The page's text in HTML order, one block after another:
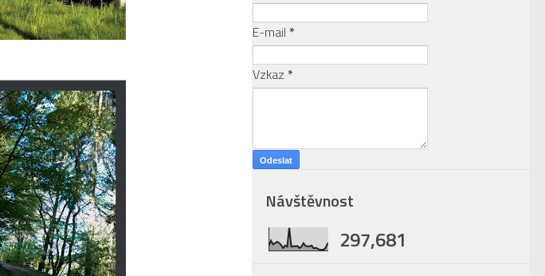
E-mail *
Vzkaz *
Návštěvnost
297,681